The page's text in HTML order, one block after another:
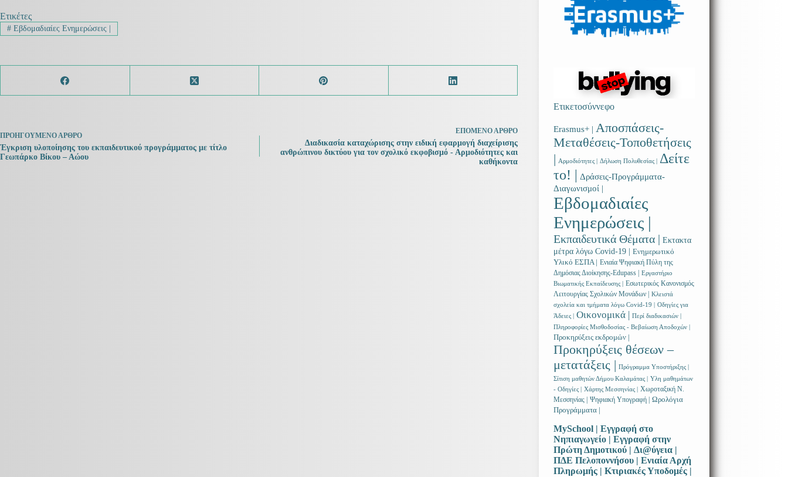
Ετικέτες
#Εβδομαδιαίες Ενημερώσεις |
ΠΡΟΗΓΟΎΜΕΝΟΆΡΘΡΟ
Έγκριση υλοποίησης του εκπαιδευτικού προγράμματος με τίτλο
Γεωπάρκο Βίκου – Αώου
ΕΠΌΜΕΝΟΆΡΘΡΟ
Διαδικασία καταχώρισης στην ειδική εφαρμογή διαχείρισης
ανθρώπινου δικτύου για τον σχολικό εκφοβισμό - Αρμοδιότητες και
καθήκοντα
Ετικετοσύννεφο
Erasmus+ | Αποσπάσεις-
Μεταθέσεις-Τοποθετήσεις
| Αρμοδιότητες | Δήλωση Πολυθεσίας |
Δείτε
το! | Δράσεις-Προγράμματα-
Διαγωνισμοί |
Εβδομαδιαίες
Ενημερώσεις |
Εκπαιδευτικά Θέματα | Εκτακτα
μέτρα λόγω Covid-19 | Ενημερωτικό
Υλικό ΕΣΠΑ | Ενιαία Ψηφιακή Πύλη της
Δημόσιας Διοίκησης-Edupass |
Εργαστήριο
Βιωματικής Εκπαίδευσης |
Εσωτερικός Κανονισμός
Λειτουργίας Σχολικών Μονάδων |
Κλειστά
σχολεία και τμήματα λόγω Covid-19 |
Οδηγίες για
Άδειες |
Οικονομικά | Περί διαδικασιών |
Πληροφορίες Μισθοδοσίας - Βεβαίωση Αποδοχών |
Προκηρύξεις εκδρομών |
Προκηρύξεις θέσεων –
μετατάξεις | Πρόγραμμα Υποστήριξης |
Σίτιση μαθητών Δήμου Καλαμάτας |
Υλη μαθημάτων
- Οδηγίες |
Χάρτης Μεσσηνίας |
Χωροταξική Ν.
Μεσσηνίας |
Ψηφιακή Υπογραφή |
Ωρολόγια
Προγράμματα |
MySchool | Εγγραφή στο
Νηπιαγωγείο | Εγγραφή στην
Πρώτη Δημοτικού | Δι@ύγεια |
ΠΔΕ Πελοποννήσου | Ενιαία Αρχή
Πληρωμής | Κτιριακές Υποδομές |